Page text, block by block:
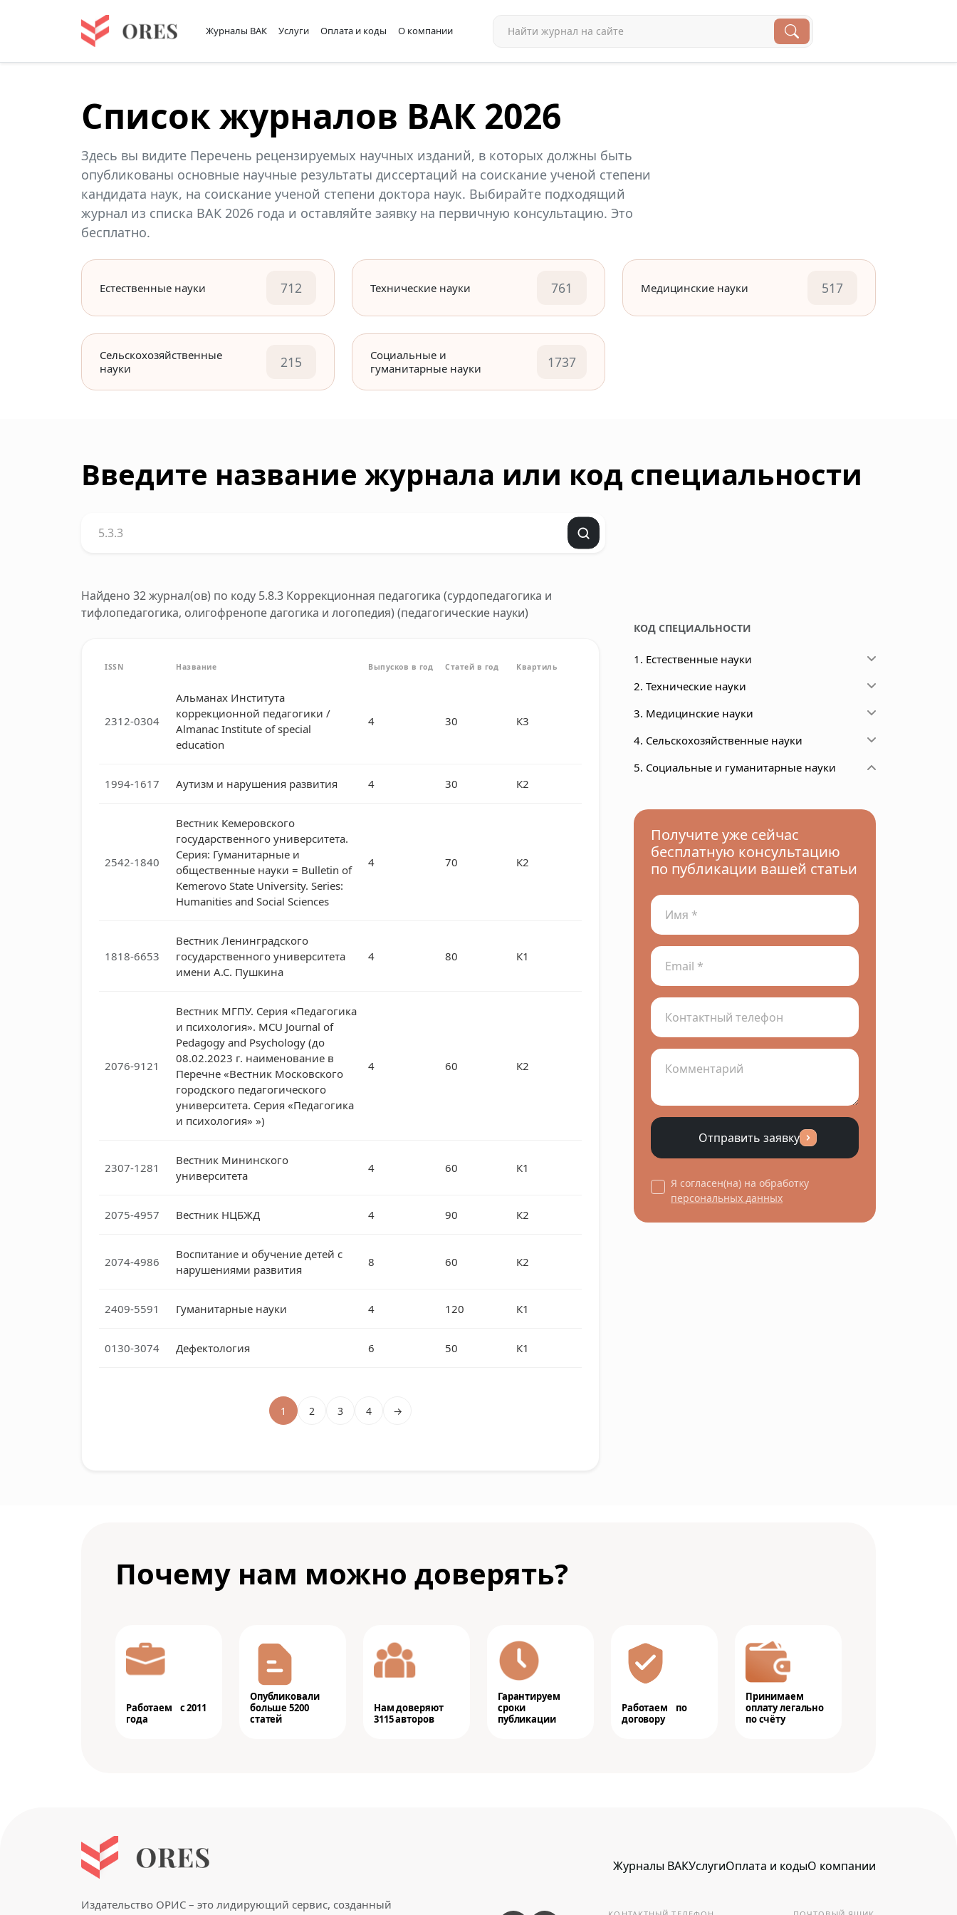
Журналы ВАК Услуги Оплата и коды О компании
Список журналов ВАК 2026
Здесь вы видите Перечень рецензируемых научных изданий, в которых должны быть
опубликованы основные научные результаты диссертаций на соискание ученой степени
кандидата наук, на соискание ученой степени доктора наук. Выбирайте подходящий
журнал из списка ВАК 2026 года и оставляйте заявку на первичную консультацию. Это
бесплатно.
Естественные науки 712 Технические науки 761 Медицинские науки 517
Сельскохозяйственные
науки
215
Социальные и
гуманитарные науки
1737
Введите название журнала или код специальности
Найдено 32 журнал(ов) по коду 5.8.3 Коррекционная педагогика (сурдопедагогика и
тифлопедагогика, олигофренопе дагогика и логопедия) (педагогические науки)
ISSN Название Выпусков в год Статей в год Квартиль
2312-0304
Альманах Института
коррекционной педагогики /
Almanac Institute of special
education
4 30 К3
1994-1617 Аутизм и нарушения развития 4 30 К2
2542-1840
Вестник Кемеровского
государственного университета.
Серия: Гуманитарные и
общественные науки = Bulletin of
Kemerovo State University. Series:
Humanities and Social Sciences
4 70 К2
1818-6653
Вестник Ленинградского
государственного университета
имени А.С. Пушкина
4 80 К1
2076-9121
Вестник МГПУ. Серия «Педагогика
и психология». MCU Journal of
Pedagogy and Psychology (до
08.02.2023 г. наименование в
Перечне «Вестник Московского
городского педагогического
университета. Серия «Педагогика
и психология» »)
4 60 К2
2307-1281
Вестник Мининского
университета
4 60 К1
2075-4957 Вестник НЦБЖД 4 90 К2
2074-4986
Воспитание и обучение детей с
нарушениями развития
8 60 К2
2409-5591 Гуманитарные науки 4 120 К1
0130-3074 Дефектология 6 50 К1
1 2 3 4 →
КОД СПЕЦИАЛЬНОСТИ
1. Естественные науки
2. Технические науки
3. Медицинские науки
4. Сельскохозяйственные науки
5. Социальные и гуманитарные науки
Получите уже сейчас
бесплатную консультацию
по публикации вашей статьи
Отправить заявку
Я согласен(на) на обработку
персональных данных
Почему нам можно доверять?
Работаем с 2011
года
Опубликовали
больше 5200
статей
Нам доверяют
3115 авторов
Гарантируем
сроки
публикации
Работаем по
договору
Принимаем
оплату легально
по счёту
Издательство ОРИС – это лидирующий сервис, созданный
Журналы ВАКУслугиОплата и кодыО компании